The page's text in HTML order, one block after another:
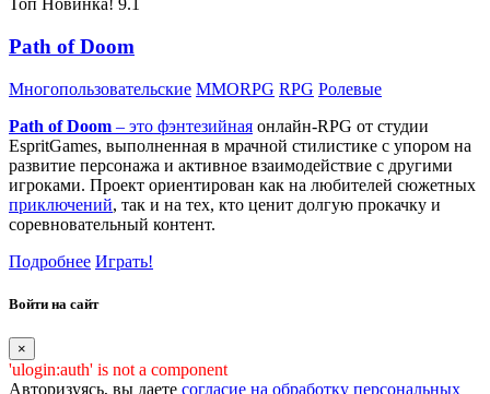
Топ Новинка! 9.1
Path of Doom
Многопользовательские MMORPG RPG Ролевые
Path of Doom – это фэнтезийная онлайн-RPG от студии
EspritGames, выполненная в мрачной стилистике с упором на
развитие персонажа и активное взаимодействие с другими
игроками. Проект ориентирован как на любителей сюжетных
приключений, так и на тех, кто ценит долгую прокачку и
соревновательный контент.
Подробнее Играть!
Войти на сайт
×
'ulogin:auth' is not a component
Авторизуясь, вы даете согласие на обработку персональных